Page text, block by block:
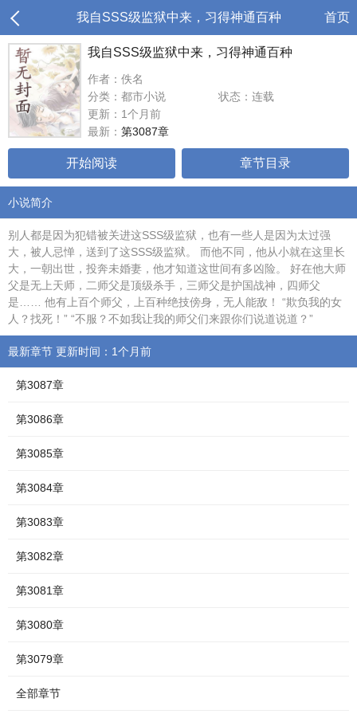
我自SSS级监狱中来，习得神通百种 首页
我自SSS级监狱中来，习得神通百种
作者：佚名
分类：都市小说
状态：连载
更新：1个月前
最新： 第3087章
开始阅读 章节目录
小说简介
别人都是因为犯错被关进这SSS级监狱，也有一些人是因为太过强
大，被人忌惮，送到了这SSS级监狱。 而他不同，他从小就在这里长
大，一朝出世，投奔未婚妻，他才知道这世间有多凶险。 好在他大师
父是无上天师，二师父是顶级杀手，三师父是护国战神，四师父
是…… 他有上百个师父，上百种绝技傍身，无人能敌！ “欺负我的女
人？找死！” “不服？不如我让我的师父们来跟你们说道说道？”
最新章节 更新时间：1个月前
第3087章
第3086章
第3085章
第3084章
第3083章
第3082章
第3081章
第3080章
第3079章
全部章节